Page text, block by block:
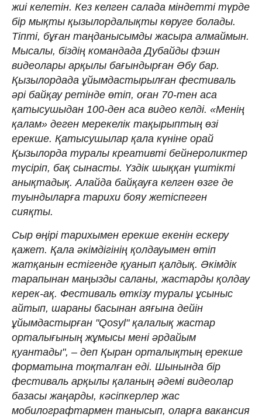
жиі келетін. Кез келген салада міндетті түрде
бір мықты қызылордалықты көруге болады.
Тіпті, бұған таңданысымды жасыра алмаймын.
Мысалы, біздің командада Дубайды фэшн
видеолары арқылы бағындырған Әбу бар.
Қызылордада ұйымдастырылған фестиваль
әрі байқау ретінде өтіп, оған 70-тен аса
қатысушыдан 100-ден аса видео келді. «Менің
қалам» деген мерекелік тақырыптың өзі
ерекше. Қатысушылар қала күніне орай
Қызылорда туралы креативті бейнероликтер
түсіріп, бақ сынасты. Үздік шыққан үштікті
анықтадық. Алайда байқауға келген өзге де
туындыларға тарихи бояу жетіспеген
сияқты.
Сыр өңірі тарихымен ерекше екенін ескеру
қажет. Қала әкімдігінің қолдауымен өтіп
жатқанын естігенде қуанып қалдық. Әкімдік
тарапынан маңызды саланы, жастарды қолдау
керек-ақ. Фестиваль өткізу туралы ұсыныс
айтып, шараны басынан аяғына дейін
ұйымдастырған "Qosyl" қалалық жастар
орталығының жұмысы мені әрдайым
қуантады", – деп Қыран орталықтың ерекше
форматына тоқталған еді. Шынында бір
фестиваль арқылы қаланың әдемі видеолар
базасы жаңарды, кәсіпкерлер жас
мобилографтармен танысып, оларға вакансия